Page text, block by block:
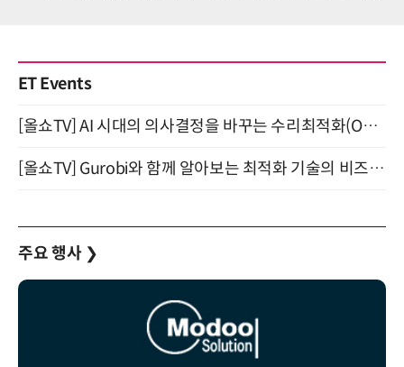
ET Events
[올쇼TV] AI 시대의 의사결정을 바꾸는 수리최적화(Optimization) 소개 (8/20 생방송)
[올쇼TV] Gurobi와 함께 알아보는 최적화 기술의 비즈니스 활용 (8월 20일 생방송)
주요 행사 ❯